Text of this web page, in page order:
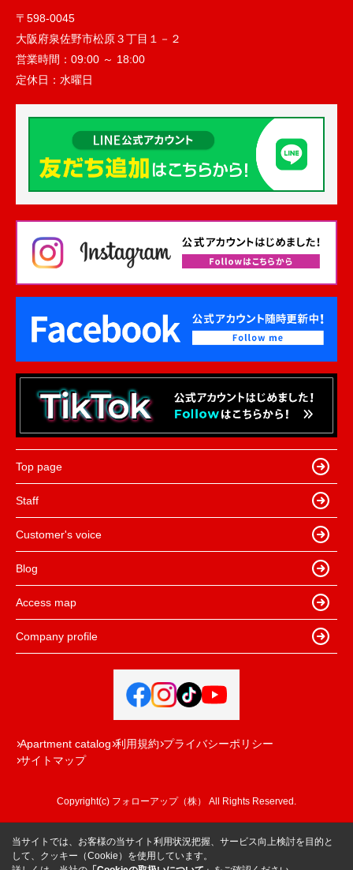
〒598-0045
大阪府泉佐野市松原３丁目１－２
営業時間： 09:00 ～ 18:00
定休日： 水曜日
Top page
Staff
Customer's voice
Blog
Access map
Company profile
Apartment catalog 利用規約 プライバシーポリシー
サイトマップ
Copyright(c) フォローアップ（株） All Rights Reserved.
当サイトでは、お客様の当サイト利用状況把握、サービス向上検討を目的と
して、クッキー（Cookie）を使用しています。